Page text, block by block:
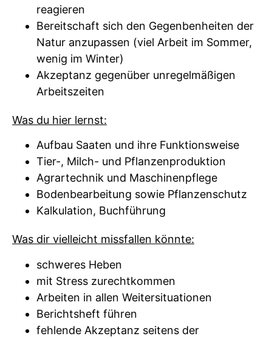
reagieren
Bereitschaft sich den Gegenbenheiten der
Natur anzupassen (viel Arbeit im Sommer,
wenig im Winter)
Akzeptanz gegenüber unregelmäßigen
Arbeitszeiten
Was du hier lernst:
Aufbau Saaten und ihre Funktionsweise
Tier-, Milch- und Pflanzenproduktion
Agrartechnik und Maschinenpflege
Bodenbearbeitung sowie Pflanzenschutz
Kalkulation, Buchführung
Was dir vielleicht missfallen könnte:
schweres Heben
mit Stress zurechtkommen
Arbeiten in allen Weitersituationen
Berichtsheft führen
fehlende Akzeptanz seitens der